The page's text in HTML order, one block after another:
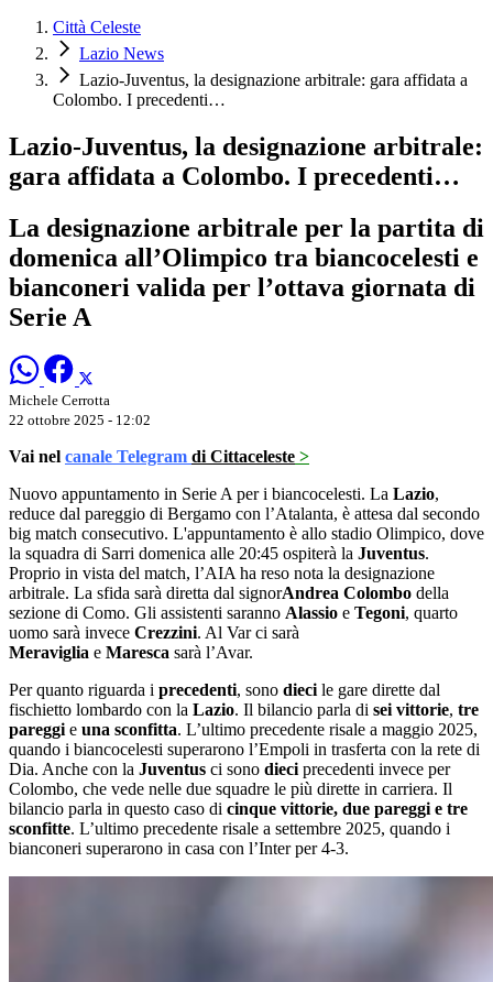
Città Celeste
Lazio News
Lazio-Juventus, la designazione arbitrale: gara affidata a
Colombo. I precedenti…
Lazio-Juventus, la designazione arbitrale:
gara affidata a Colombo. I precedenti…
La designazione arbitrale per la partita di
domenica all’Olimpico tra biancocelesti e
bianconeri valida per l’ottava giornata di
Serie A
Michele Cerrotta
22 ottobre 2025 - 12:02
Vai nel canale Telegram di Cittaceleste >
Nuovo appuntamento in Serie A per i biancocelesti. La Lazio,
reduce dal pareggio di Bergamo con l’Atalanta, è attesa dal secondo
big match consecutivo. L'appuntamento è allo stadio Olimpico, dove
la squadra di Sarri domenica alle 20:45 ospiterà la Juventus.
Proprio in vista del match, l’AIA ha reso nota la designazione
arbitrale. La sfida sarà diretta dal signorAndrea Colombo della
sezione di Como. Gli assistenti saranno Alassio e Tegoni, quarto
uomo sarà invece Crezzini. Al Var ci sarà
Meraviglia e Maresca sarà l’Avar.
Per quanto riguarda i precedenti, sono dieci le gare dirette dal
fischietto lombardo con la Lazio. Il bilancio parla di sei vittorie, tre
pareggi e una sconfitta. L’ultimo precedente risale a maggio 2025,
quando i biancocelesti superarono l’Empoli in trasferta con la rete di
Dia. Anche con la Juventus ci sono dieci precedenti invece per
Colombo, che vede nelle due squadre le più dirette in carriera. Il
bilancio parla in questo caso di cinque vittorie, due pareggi e tre
sconfitte. L’ultimo precedente risale a settembre 2025, quando i
bianconeri superarono in casa con l’Inter per 4-3.